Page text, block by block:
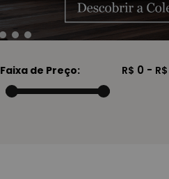
Faixa de Preço: R$ 0 - R$